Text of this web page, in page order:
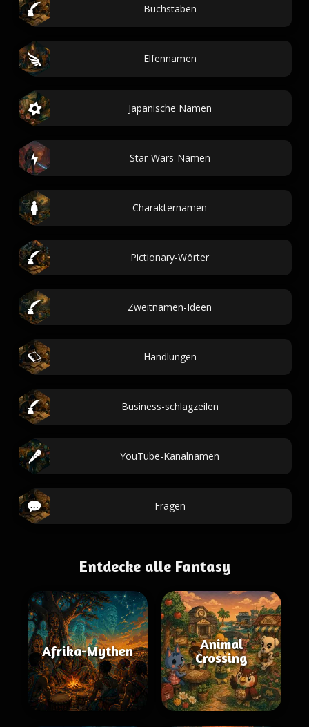
Buchstaben
Elfennamen
Japanische Namen
Star-Wars-Namen
Charakternamen
Pictionary-Wörter
Zweitnamen-Ideen
Handlungen
Business-schlagzeilen
YouTube-Kanalnamen
Fragen
Entdecke alle Fantasy
Afrika-Mythen
Animal
Crossing